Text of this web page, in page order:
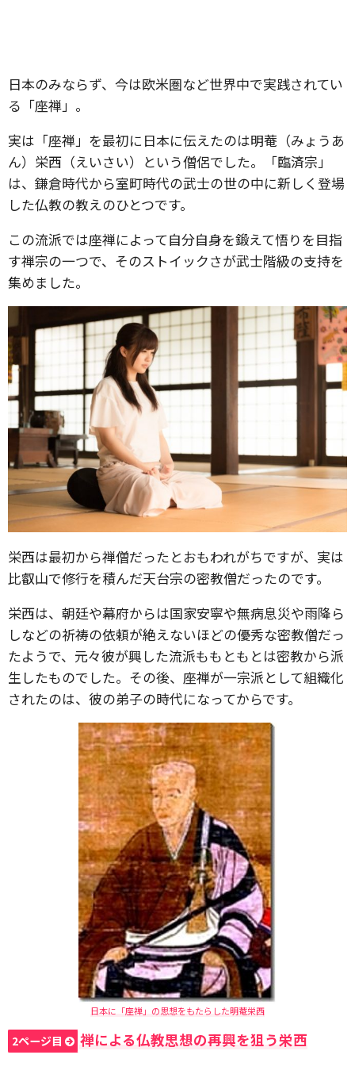
日本のみならず、今は欧米圏など世界中で実践されてい
る「座禅」。
実は「座禅」を最初に日本に伝えたのは明菴（みょうあ
ん）栄西（えいさい）という僧侶でした。「臨済宗」
は、鎌倉時代から室町時代の武士の世の中に新しく登場
した仏教の教えのひとつです。
この流派では座禅によって自分自身を鍛えて悟りを目指
す禅宗の一つで、そのストイックさが武士階級の支持を
集めました。
栄西は最初から禅僧だったとおもわれがちですが、実は
比叡山で修行を積んだ天台宗の密教僧だったのです。
栄西は、朝廷や幕府からは国家安寧や無病息災や雨降ら
しなどの祈祷の依頼が絶えないほどの優秀な密教僧だっ
たようで、元々彼が興した流派ももともとは密教から派
生したものでした。その後、座禅が一宗派として組織化
されたのは、彼の弟子の時代になってからです。
日本に「座禅」の思想をもたらした明菴栄西
2ページ目 禅による仏教思想の再興を狙う栄西